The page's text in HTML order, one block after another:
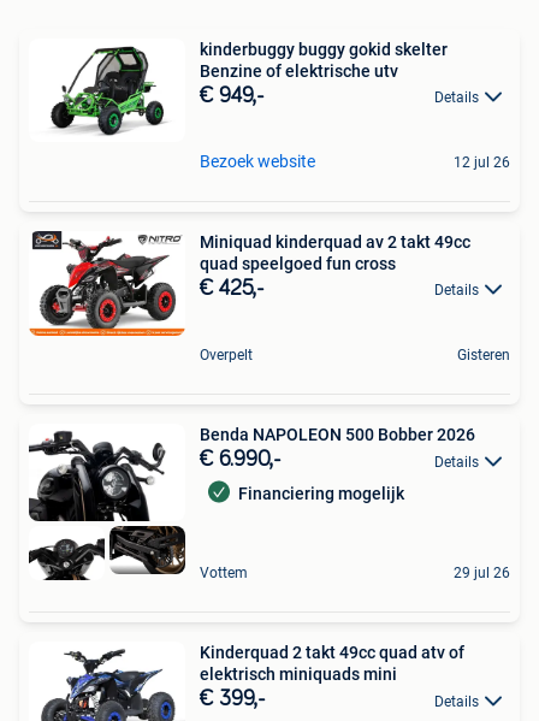
kinderbuggy buggy gokid skelter
Benzine of elektrische utv
€ 949,- Details
Bezoek website 12 jul 26
Miniquad kinderquad av 2 takt 49cc
quad speelgoed fun cross
€ 425,- Details
Overpelt Gisteren
Benda NAPOLEON 500 Bobber 2026
€ 6.990,- Details
Financiering mogelijk
Vottem 29 jul 26
Kinderquad 2 takt 49cc quad atv of
elektrisch miniquads mini
€ 399,- Details